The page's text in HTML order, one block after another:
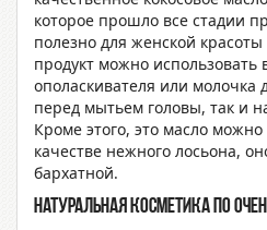
которое прошло все стадии
полезно для женской
продукт можно использовать
ополаскивателя или молочка
перед мытьем головы, так и
Кроме этого, это масло
качестве нежного лосьона,
бархатной.
Натуральная косметика по